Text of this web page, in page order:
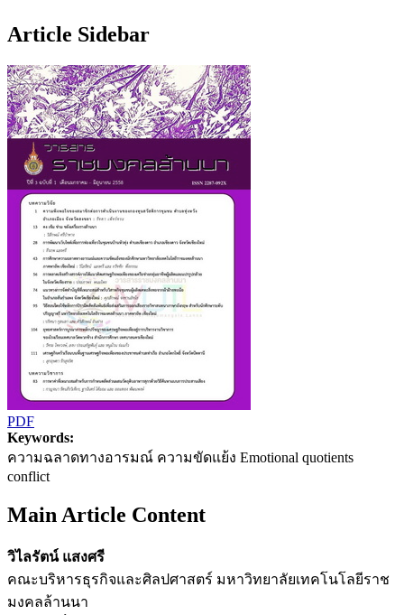
Article Sidebar
PDF
Keywords:
ความฉลาดทางอารมณ์ ความขัดแย้ง Emotional quotients
conflict
Main Article Content
วิไลรัตน์ แสงศรี
คณะบริหารธุรกิจและศิลปศาสตร์ มหาวิทยาลัยเทคโนโลยีราช
มงคลล้านนา